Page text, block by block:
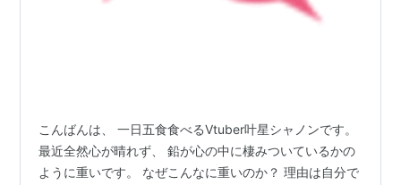
こんばんは、 一日五食食べるVtuber叶星シャノンです。
最近全然心が晴れず、 鉛が心の中に棲みついているかの
ように重いです。 なぜこんなに重いのか？ 理由は自分で